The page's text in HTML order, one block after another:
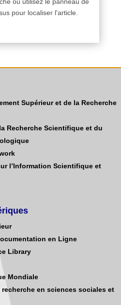
pour localiser l'article.
Supérieur et de la Recherche
Recherche Scientifique et du
l’Information Scientifique et
en Ligne
Library
Mondiale
en sciences sociales et